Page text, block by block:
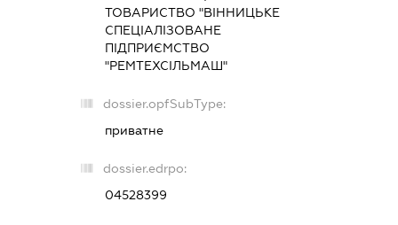
ТОВАРИСТВО "ВІННИЦЬКЕ
СПЕЦІАЛІЗОВАНЕ
ПІДПРИЄМСТВО
"РЕМТЕХСІЛЬМАШ"
dossier.opfSubType:
приватне
dossier.edrpo:
04528399